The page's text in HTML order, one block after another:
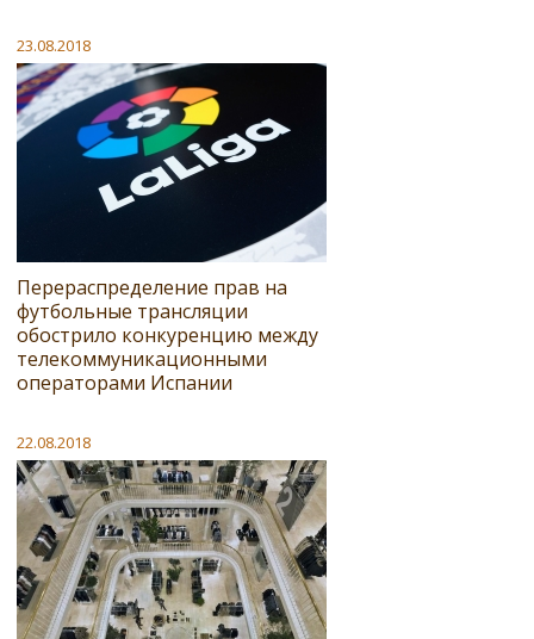
23.08.2018
Перераспределение прав на
футбольные трансляции
обострило конкуренцию между
телекоммуникационными
операторами Испании
22.08.2018